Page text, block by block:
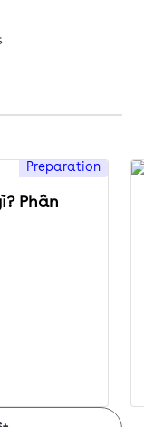
Preparation
Phân